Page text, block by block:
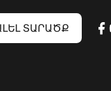
ՏԱՐԱԾՔ